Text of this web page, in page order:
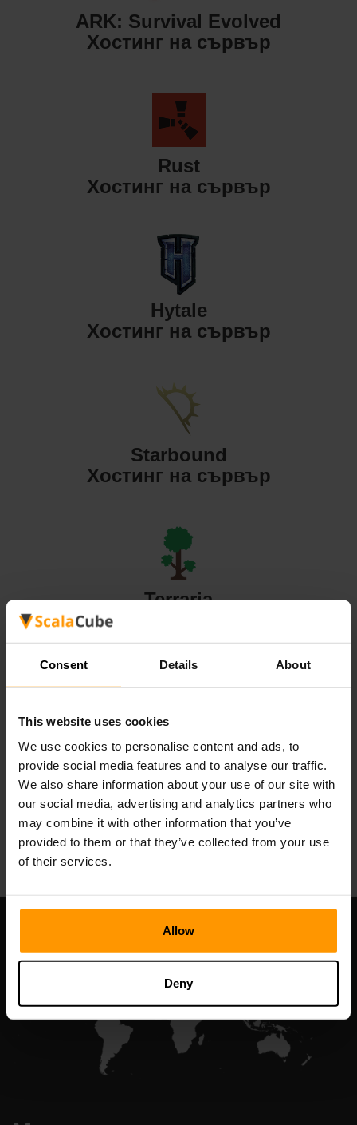
Consent Details About
This website uses cookies
We use cookies to personalise content and ads, to
provide social media features and to analyse our traffic.
We also share information about your use of our site with
our social media, advertising and analytics partners who
may combine it with other information that you’ve
provided to them or that they’ve collected from your use
of their services.
Allow
Deny
ARK: Survival Evolved
Хостинг на сървър
Rust
Хостинг на сървър
Hytale
Хостинг на сървър
Starbound
Хостинг на сървър
Terraria
Хостинг на сървър
Valheim
Хостинг на сървър
All Games